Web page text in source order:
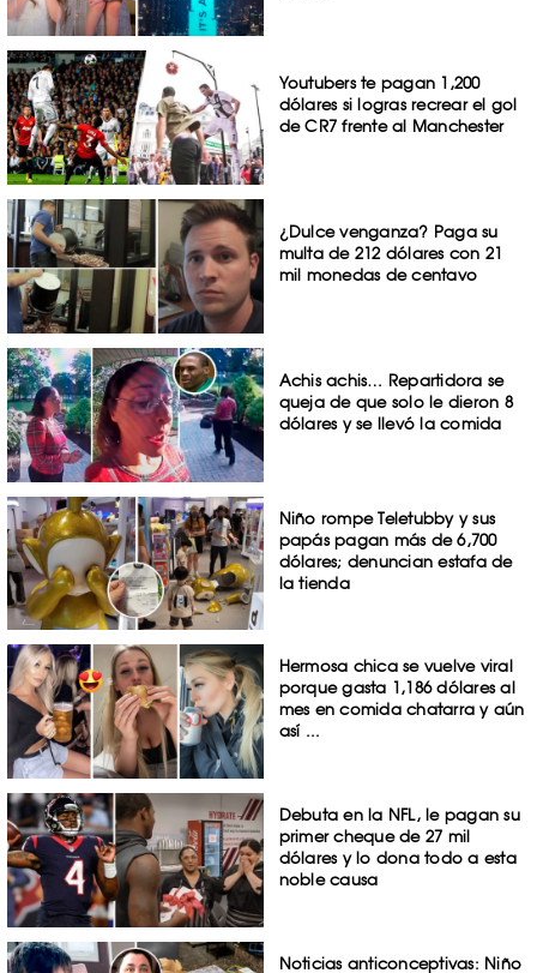
Youtubers te pagan 1,200
dólares si logras recrear el gol
de CR7 frente al Manchester
¿Dulce venganza? Paga su
multa de 212 dólares con 21
mil monedas de centavo
Achis achis… Repartidora se
queja de que solo le dieron 8
dólares y se llevó la comida
Niño rompe Teletubby y sus
papás pagan más de 6,700
dólares; denuncian estafa de
la tienda
Hermosa chica se vuelve viral
porque gasta 1,186 dólares al
mes en comida chatarra y aún
así ...
Debuta en la NFL, le pagan su
primer cheque de 27 mil
dólares y lo dona todo a esta
noble causa
Noticias anticonceptivas: Niño